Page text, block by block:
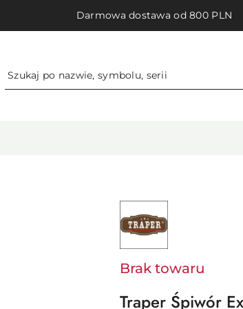
Darmowa dostawa od 800 PLN
NAZWA
PRODUCENTA:
TRAPER
Brak towaru
Traper Śpiwór